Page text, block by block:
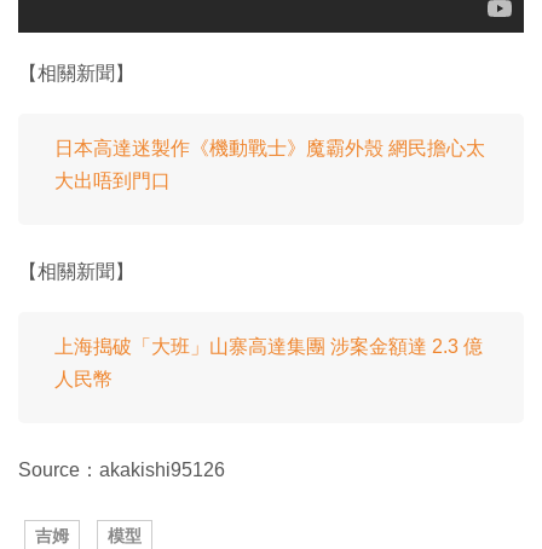
【相關新聞】
日本高達迷製作《機動戰士》魔霸外殼 網民擔心太
大出唔到門口
【相關新聞】
上海搗破「大班」山寨高達集團 涉案金額達 2.3 億
人民幣
Source：akakishi95126
吉姆 模型